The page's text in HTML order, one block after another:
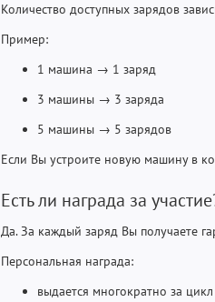
Количество доступных зарядов
Пример:
1 машина → 1 заряд
3 машины → 3 заряда
5 машины → 5 зарядов
Если Вы устроите новую машину в
Есть ли награда за
Да. За каждый заряд Вы получаете
Персональная награда:
выдается многократно за цикл